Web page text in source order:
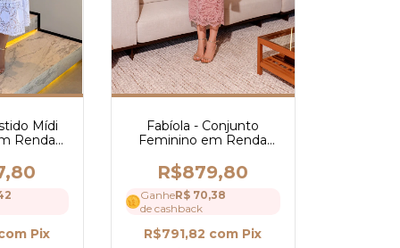
Mídi
Renda
Alta e
4202
Pix
Fabíola - Conjunto
Feminino em Renda
Alta, Cinto e Saia Mídi
Elegante - Ref 4300
R$879,80
GanheR$ 70,38
de cashback
R$791,82 com Pix